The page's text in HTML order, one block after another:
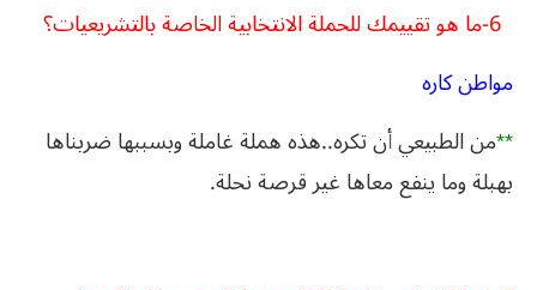
6-ما هو تقييمك للحملة الانتخابية الخاصة بالتشريعيات؟
مواطن كاره
**من الطبيعي أن تكره..هذه هملة غاملة وبسببها ضربناها
بهبلة وما ينفع معاها غير قرصة نحلة.